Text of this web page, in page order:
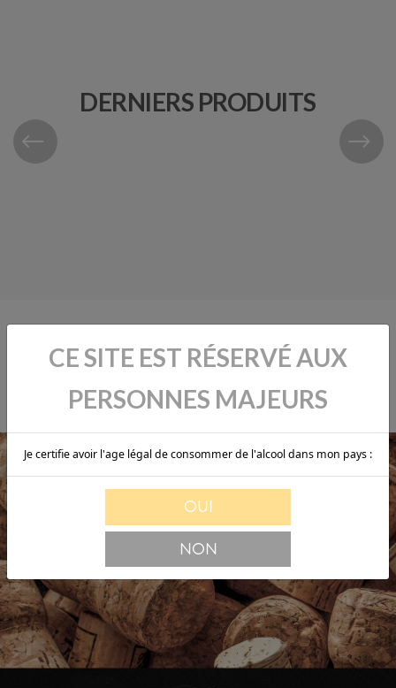
CE SITE EST RÉSERVÉ AUX
PERSONNES MAJEURS
Je certifie avoir l'age légal de consommer de l'alcool dans mon pays :
OUI
NON
DERNIERS PRODUITS